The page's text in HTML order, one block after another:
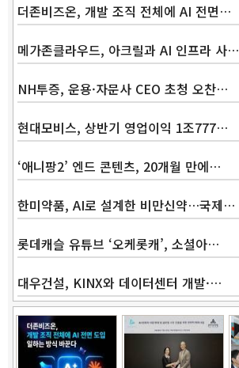
더존비즈온, 개발 조직 전체에 AI 전면…
메가존클라우드, 아크릴과 AI 인프라 사…
NH투증, 운용·자문사 CEO 초청 오찬…
현대모비스, 상반기 영업이익 1조777…
‘애니팡2’ 엔드 콘텐츠, 20개월 만에…
한미약품, AI로 설계한 비만신약…국제…
롯데캐슬 유튜브 ‘오케롯캐’, 소셜아…
대우건설, KINX와 데이터센터 개발·…